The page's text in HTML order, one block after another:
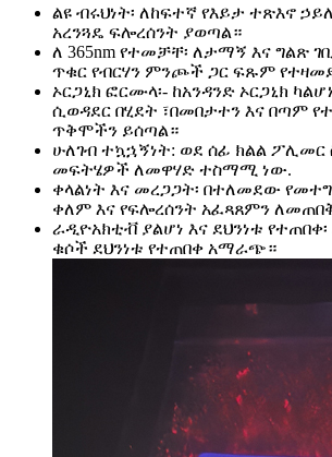
ልዩ ብሩህነት፡ ለከፍተኛ የእይታ ተጽእኖ
አረንጓዴ ፍሎረሰንት ያወጣል።
ለ 365nm የተመቻቸ፡ ለታማኝ እና ግልጽ
ጥቁር የብርሃን ምንጮች ጋር ፍጹም
ኦርጋኒክ ፎርሙላ፡- ከአንዳንድ ኦርጋኒክ
ሲወዳደር በሂደት ፣በመበታተን እና በጣም
ጥቅሞችን ይሰጣል።
ሁለገብ ተኳኋኝነት: ወደ ሰፊ ክልል ፖሊመር
መፍትሄዎች ለመዋሃድ ተስማሚ ነው.
ቀላልነት እና መረጋጋት፡ በተለመደው
ቀለም እና የፍሎረሰንት አፈጻጸምን
ራዲዮአክቲቭ ያልሆነ እና ደህንነቱ የተጠበቀ፡
ቁሶች ደህንነቱ የተጠበቀ አማራጭ።